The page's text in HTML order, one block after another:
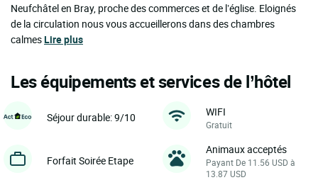
Neufchâtel en Bray, proche des commerces et de l’église. Eloignés
de la circulation nous vous accueillerons dans des chambres
calmesLire plus
Les équipements et services de l’hôtel
Séjour durable: 9/10 WIFI
Gratuit
Forfait Soirée Etape
Animaux acceptés
Payant De 11.56 USD à
13.87 USD